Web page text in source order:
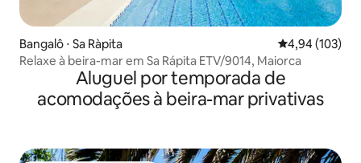
Bangalô ⋅ Sa Ràpita 4,94 de uma
4,94 (103)
Relaxe à beira-mar em Sa Rápita ETV/9014, Maiorca
Aluguel por temporada de
acomodações à beira-mar privativas